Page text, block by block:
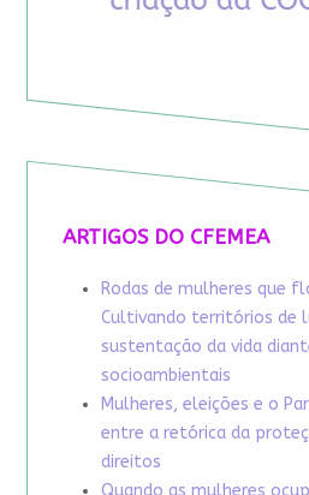
ARTIGOS DO CFEMEA
Rodas de mulheres que
Cultivando territórios de
sustentação da vida
socioambientais
Mulheres, eleições e o
entre a retórica da
direitos
Quando as mulheres